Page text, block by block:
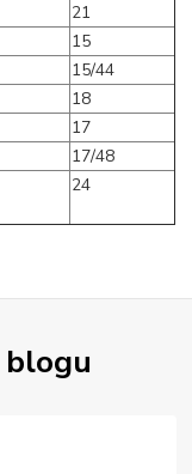
21
15
15/44
18
17
17/48
24
blogu